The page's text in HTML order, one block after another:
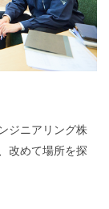
ジニアリング株
改めて場所を探